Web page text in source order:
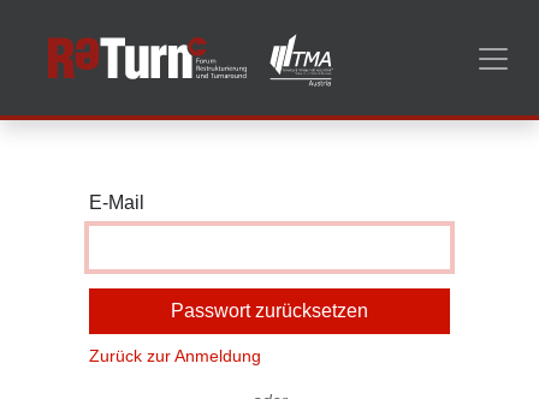
E-Mail
Passwort zurücksetzen
Zurück zur Anmeldung